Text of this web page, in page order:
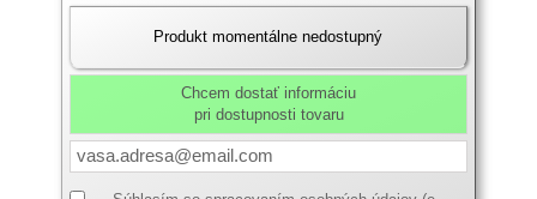
Produkt momentálne nedostupný
Chcem dostať informáciu
pri dostupnosti tovaru